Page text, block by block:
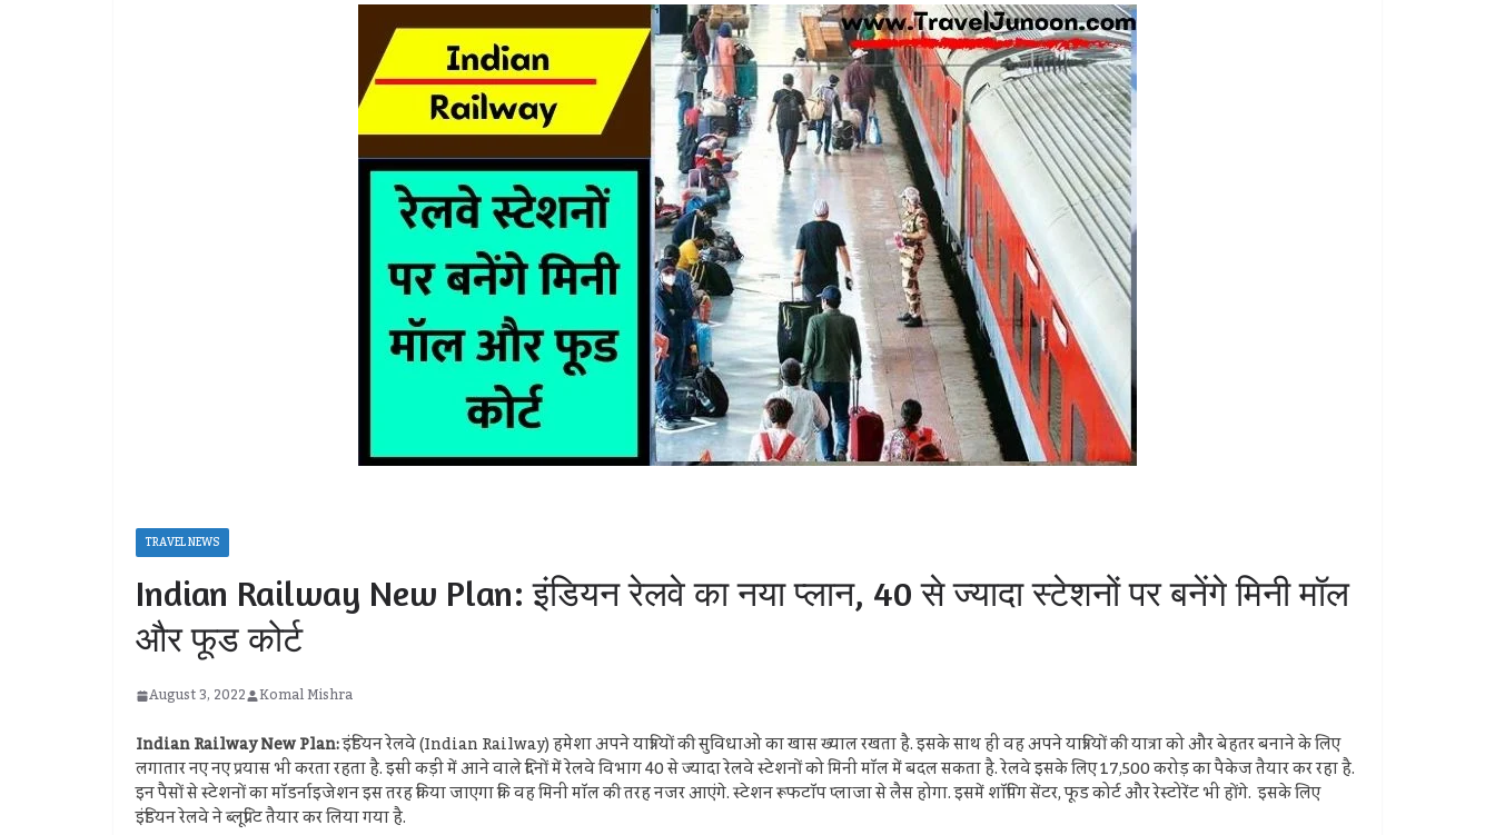
TRAVEL NEWS
Indian Railway New Plan: इंडियन रेलवे का नया प्लान, 40 से ज्यादा स्टेशनों पर बनेंगे मिनी मॉल
और फूड कोर्ट
August 3, 2022 Komal Mishra
Indian Railway New Plan:इंडियन रेलवे (Indian Railway) हमेशा अपने यात्रियों की सुविधाओं का खास ख्याल रखता है. इसके साथ ही वह अपने यात्रियों की यात्रा को और बेहतर बनाने के लिए
लगातार नए नए प्रयास भी करता रहता है. इसी कड़ी में आने वाले दिनों में रेलवे विभाग 40 से ज्यादा रेलवे स्टेशनों को मिनी मॉल में बदल सकता है. रेलवे इसके लिए 17,500 करोड़ का पैकेज तैयार कर रहा है.
इन पैसों से स्टेशनों का मॉडर्नाइजेशन इस तरह किया जाएगा कि वह मिनी मॉल की तरह नजर आएंगे. स्टेशन रूफटॉप प्लाजा से लैस होगा. इसमें शॉपिंग सेंटर, फूड कोर्ट और रेस्टोरेंट भी होंगे. इसके लिए
इंडियन रेलवे ने ब्लूप्रिंट तैयार कर लिया गया है.